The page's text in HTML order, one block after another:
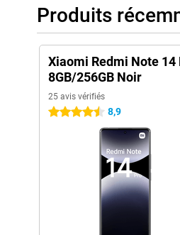
Produits
Xiaomi Redmi Note 14
8GB/256GB Noir
25 avis vérifiés
4.5 étoiles 8,9